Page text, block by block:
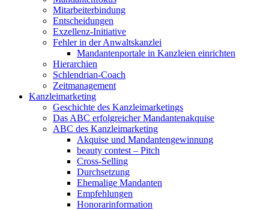
Mitarbeiterbindung
Entscheidungen
Exzellenz-Initiative
Fehler in der Anwaltskanzlei
Mandantenportale in Kanzleien einrichten
Hierarchien
Schlendrian-Coach
Zeitmanagement
Kanzleimarketing
Geschichte des Kanzleimarketings
Das ABC erfolgreicher Mandantenakquise
ABC des Kanzleimarketing
Akquise und Mandantengewinnung
beauty contest – Pitch
Cross-Selling
Durchsetzung
Ehemalige Mandanten
Empfehlungen
Honorarinformation